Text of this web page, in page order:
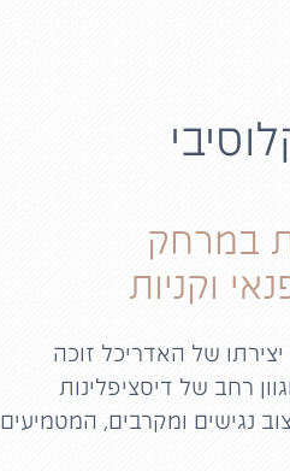
במרחק
וקניות
הקוצר 18 הוא פרי יצירתו של האדריכל זוכה
רחב של דיסציפלינות
נגישים ומקרבים, המטמיעים